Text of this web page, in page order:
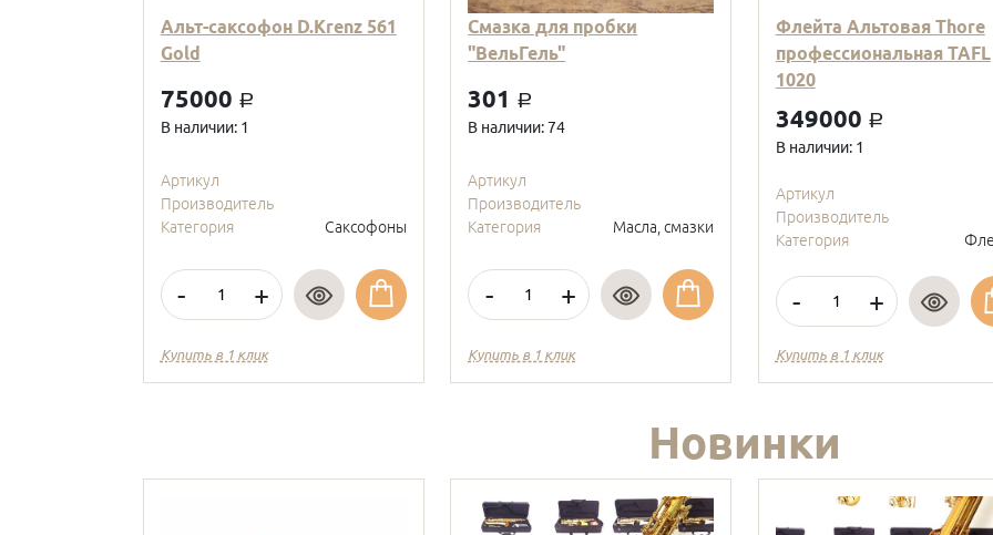
Альт-саксофон D.Krenz 561
Gold
75000 a
В наличии: 1
Артикул
Производитель
Категория
Саксофоны
- +
Купить в 1 клик
Смазка для пробки
"ВельГель"
301 a
В наличии: 74
Артикул
Производитель
Категория
Масла, смазки
- +
Купить в 1 клик
Флейта Альтовая Thore
профессиональная TAFL
1020
349000 a
В наличии: 1
Артикул
Производитель
Категория
- +
Купить в 1 клик
Новинки